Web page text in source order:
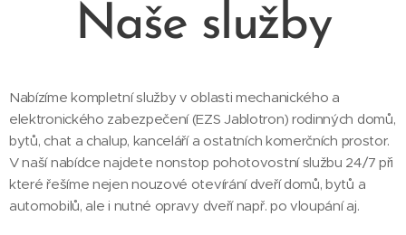
Naše služby
Nabízíme kompletní služby v oblasti mechanického a
elektronického zabezpečení (EZS Jablotron) rodinných domů,
bytů, chat a chalup, kanceláří a ostatních komerčních prostor.
V naší nabídce najdete nonstop pohotovostní službu 24/7 při
které řešíme nejen nouzové otevírání dveří domů, bytů a
automobilů, ale i nutné opravy dveří např. po vloupání aj.